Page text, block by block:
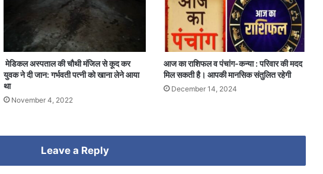
मेडिकल अस्पताल की चौथी मंजिल से कूद कर
युवक ने दी जान: गर्भवती पत्नी को खाना लेने आया
था
November 4, 2022
आज का राशिफल व पंचांग-कन्या : परिवार की मदद
मिल सकती है‌। आपकी मानसिक संतुलित रहेगी
December 14, 2024
Leave a Reply